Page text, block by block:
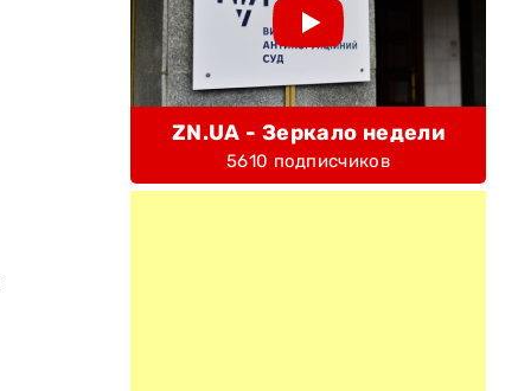
ZN.UA - Зеркало недели
5610 подписчиков